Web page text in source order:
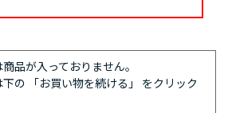
品が入っておりません。
の 「お買い物を続ける」 をクリック